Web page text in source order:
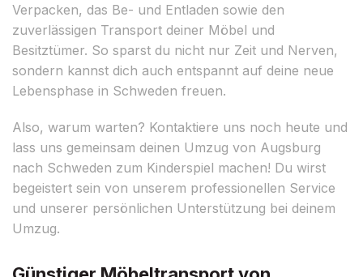
Verpacken, das Be- und Entladen sowie den
zuverlässigen Transport deiner Möbel und
Besitztümer. So sparst du nicht nur Zeit und Nerven,
sondern kannst dich auch entspannt auf deine neue
Lebensphase in Schweden freuen.
Also, warum warten? Kontaktiere uns noch heute und
lass uns gemeinsam deinen Umzug von Augsburg
nach Schweden zum Kinderspiel machen! Du wirst
begeistert sein von unserem professionellen Service
und unserer persönlichen Unterstützung bei deinem
Umzug.